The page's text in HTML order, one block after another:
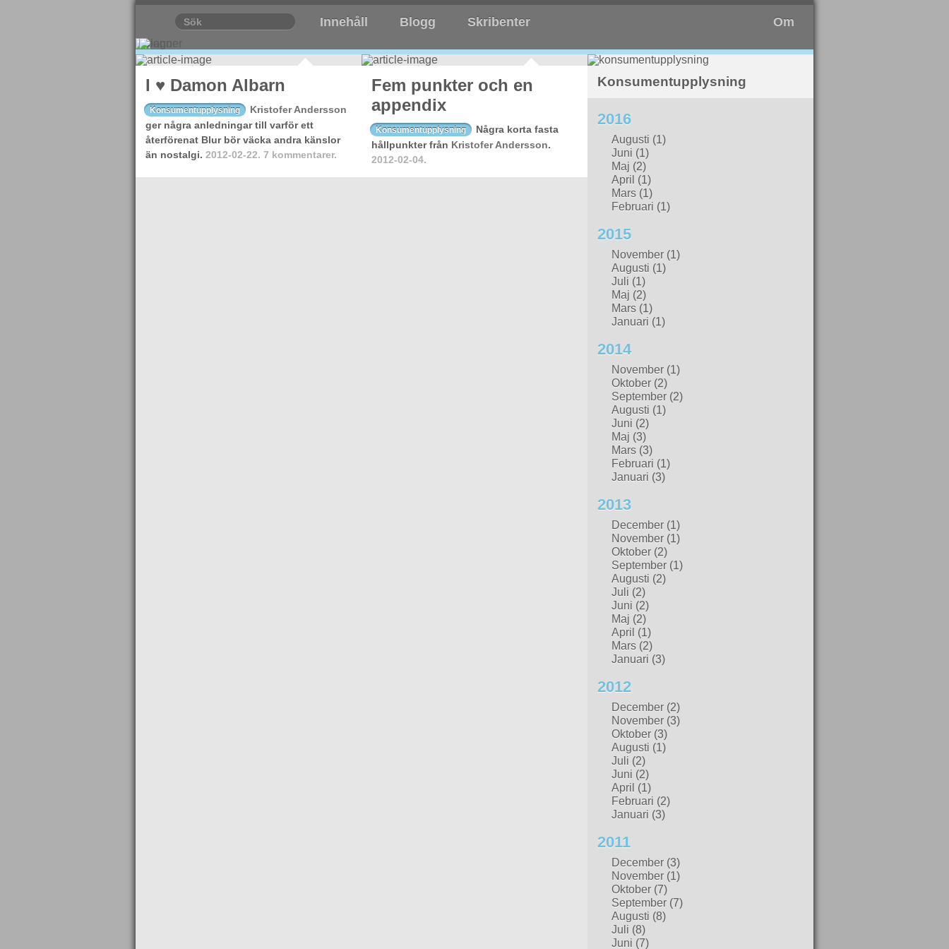
Innehåll Blogg Skribenter Om
I ♥ Damon Albarn
Konsumentupplysning
Kristofer Andersson
ger några anledningar till varför ett
återförenat Blur bör väcka andra känslor
än nostalgi. 2012-02-22. 7 kommentarer.
Fem punkter och en
appendix
Konsumentupplysning
Några korta fasta
hållpunkter från Kristofer Andersson.
2012-02-04.
Konsumentupplysning
2016
Augusti (1)
Juni (1)
Maj (2)
April (1)
Mars (1)
Februari (1)
2015
November (1)
Augusti (1)
Juli (1)
Maj (2)
Mars (1)
Januari (1)
2014
November (1)
Oktober (2)
September (2)
Augusti (1)
Juni (2)
Maj (3)
Mars (3)
Februari (1)
Januari (3)
2013
December (1)
November (1)
Oktober (2)
September (1)
Augusti (2)
Juli (2)
Juni (2)
Maj (2)
April (1)
Mars (2)
Januari (3)
2012
December (2)
November (3)
Oktober (3)
Augusti (1)
Juli (2)
Juni (2)
April (1)
Februari (2)
Januari (3)
2011
December (3)
November (1)
Oktober (7)
September (7)
Augusti (8)
Juli (8)
Juni (7)